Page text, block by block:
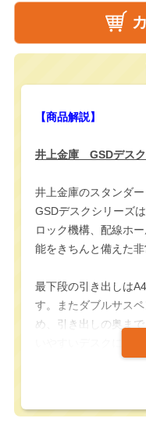
【商品解説】
井上金庫 GSDデス
井上金庫のスタンダー
GSDデスクシリーズ
ロック機構、配線ホ
能をきちんと備えた
最下段の引き出しは
す。またダブルサス
め、引き出しの奥ま
いやすいデスクにな
ができるため、デザ